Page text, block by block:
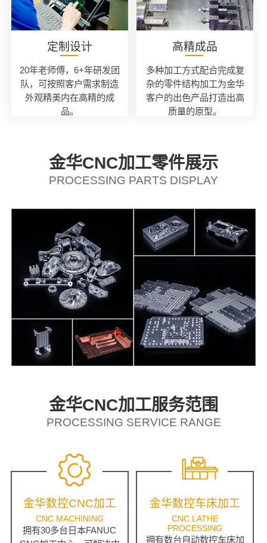
定制设计
20年老师傅，6+年研发团
队，可按照客户需求制造
外观精美内在高精的成
品。
高精成品
多种加工方式配合完成复
杂的零件结构加工为金华
客户的出色产品打造出高
质量的原型。
金华CNC加工零件展示
PROCESSING PARTS DISPLAY
金华CNC加工服务范围
PROCESSING SERVICE RANGE
金华数控CNC加工
CNC MACHINING
拥有30多台日本FANUC
金华数控车床加工
CNC LATHE
PROCESSING
拥有数台自动数控车床加